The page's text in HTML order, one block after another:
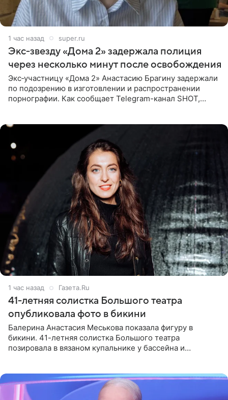
1 час назад super.ru
Экс‑звезду «Дома 2» задержала полиция
через несколько минут после освобождения
Экс‑участницу «Дома 2» Анастасию Брагину задержали
по подозрению в изготовлении и распространении
порнографии. Как сообщает Telegram-канал SHOT,
1 час назад Газета.Ru
41-летняя солистка Большого театра
опубликовала фото в бикини
Балерина Анастасия Меськова показала фигуру в
бикини. 41-летняя солистка Большого театра
позировала в вязаном купальнике у бассейна и